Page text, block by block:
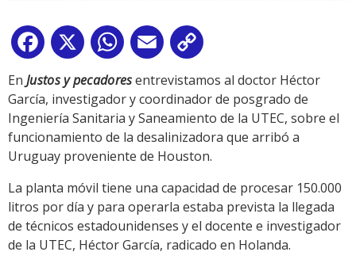
Facebook
X WhatsApp
Email
Link
En Justos y pecadoresentrevistamos al doctor Héctor
García, investigador y coordinador de posgrado de
Ingeniería Sanitaria y Saneamiento de la UTEC, sobre el
funcionamiento de la desalinizadora que arribó a
Uruguay proveniente de Houston.
La planta móvil tiene una capacidad de procesar 150.000
litros por día y para operarla estaba prevista la llegada
de técnicos estadounidenses y el docente e investigador
de la UTEC, Héctor García, radicado en Holanda.